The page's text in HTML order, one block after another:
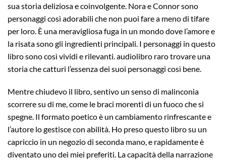
sua storia deliziosa e coinvolgente. Nora e Connor sono
personaggi così adorabili che non puoi fare a meno di tifare
per loro. È una meravigliosa fuga in un mondo dove l’amore e
la risata sono gli ingredienti principali. I personaggi in questo
libro sono così vividi e rilevanti. audiolibro raro trovare una
storia che catturi l’essenza dei suoi personaggi così bene.
Mentre chiudevo il libro, sentivo un senso di malinconia
scorrere su di me, come le braci morenti di un fuoco che si
spegne. Il formato poetico è un cambiamento rinfrescante e
l’autore lo gestisce con abilità. Ho preso questo libro su un
capriccio in un negozio di seconda mano, e rapidamente è
diventato uno dei miei preferiti. La capacità della narrazione